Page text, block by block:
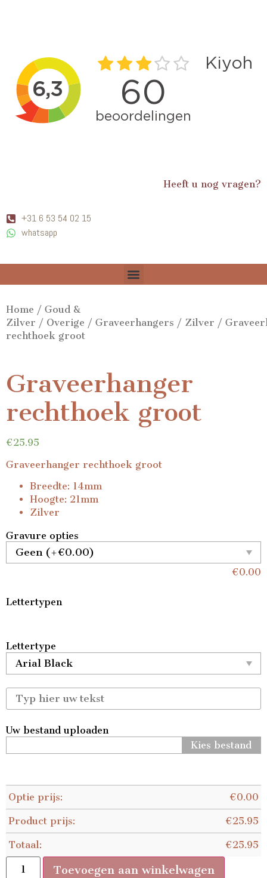
Heeft u nog vragen?
+31 6 53 54 02 15
whatsapp
Home / Goud &
Zilver / Overige / Graveerhangers / Zilver /
rechthoek groot
Graveerhanger
rechthoek groot
€25.95
Graveerhanger rechthoek groot
Breedte: 14mm
Hoogte: 21mm
Zilver
Gravure opties
€0.00
Lettertypen
Lettertype
Uw bestand uploaden
Kies bestand
Optie prijs: €0.00
Product prijs: €25.95
Totaal: €25.95
Toevoegen aan winkelwagen